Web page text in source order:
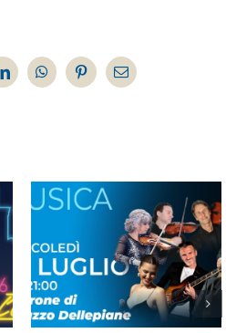
LinkedInWhatsAppPinterestEmail